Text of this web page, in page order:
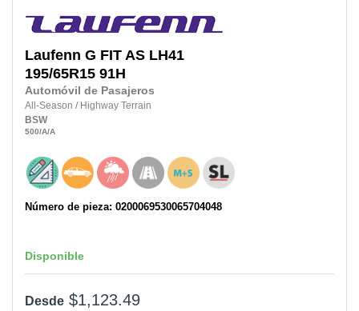
Laufenn G FIT AS LH41
195/65R15 91H
Automóvil de Pasajeros
All-Season / Highway Terrain
BSW
500/A/A
Número de pieza: 0200069530065704048
Disponible
Desde $1,123.49